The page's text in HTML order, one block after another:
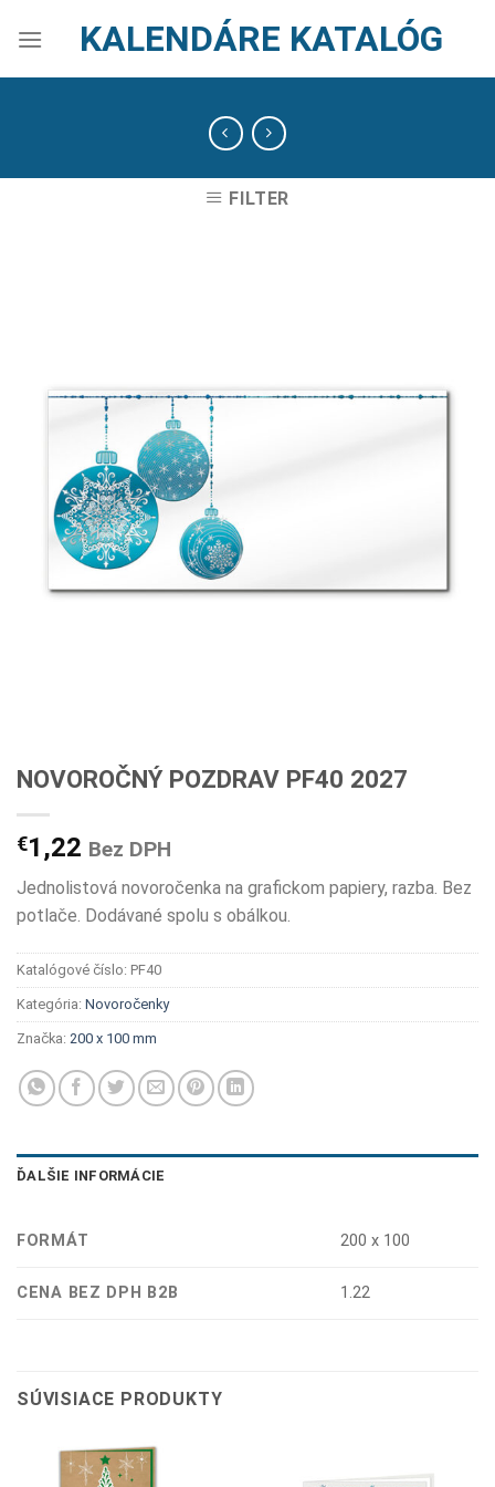
KALENDÁRE KATALÓG
FILTER
NOVOROČNÝ POZDRAV PF40 2027
€1,22 Bez DPH
Jednolistová novoročenka na grafickom papiery, razba. Bez
potlače. Dodávané spolu s obálkou.
Katalógové číslo: PF40
Kategória: Novoročenky
Značka: 200 x 100 mm
ĎALŠIE INFORMÁCIE
FORMÁT 200 x 100
CENA BEZ DPH B2B 1.22
SÚVISIACE PRODUKTY